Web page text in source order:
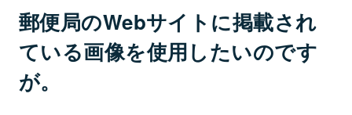
郵便局のWebサイトに掲載され
ている画像を使用したいのです
が。